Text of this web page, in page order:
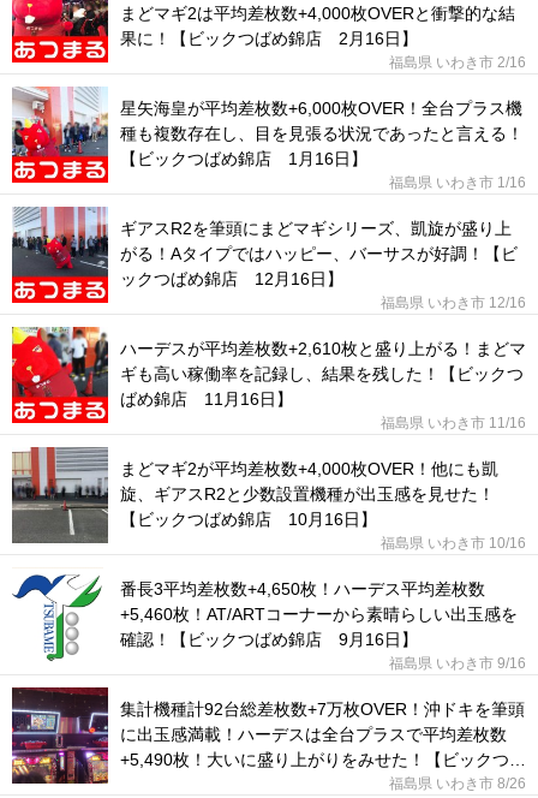
まどマギ2は平均差枚数+4,000枚OVERと衝撃的な結
果に！【ビックつばめ錦店 2月16日】
福島県 いわき市 2/16
星矢海皇が平均差枚数+6,000枚OVER！全台プラス機
種も複数存在し、目を見張る状況であったと言える！
【ビックつばめ錦店 1月16日】
福島県 いわき市 1/16
ギアスR2を筆頭にまどマギシリーズ、凱旋が盛り上
がる！Aタイプではハッピー、バーサスが好調！【ビ
ックつばめ錦店 12月16日】
福島県 いわき市 12/16
ハーデスが平均差枚数+2,610枚と盛り上がる！まどマ
ギも高い稼働率を記録し、結果を残した！【ビックつ
ばめ錦店 11月16日】
福島県 いわき市 11/16
まどマギ2が平均差枚数+4,000枚OVER！他にも凱
旋、ギアスR2と少数設置機種が出玉感を見せた！
【ビックつばめ錦店 10月16日】
福島県 いわき市 10/16
番長3平均差枚数+4,650枚！ハーデス平均差枚数
+5,460枚！AT/ARTコーナーから素晴らしい出玉感を
確認！【ビックつばめ錦店 9月16日】
福島県 いわき市 9/16
集計機種計92台総差枚数+7万枚OVER！沖ドキを筆頭
に出玉感満載！ハーデスは全台プラスで平均差枚数
+5,490枚！大いに盛り上がりをみせた！【ビックつば
福島県 いわき市 8/26